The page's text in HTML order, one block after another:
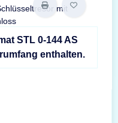
STL 0-144 AS
enthalten.